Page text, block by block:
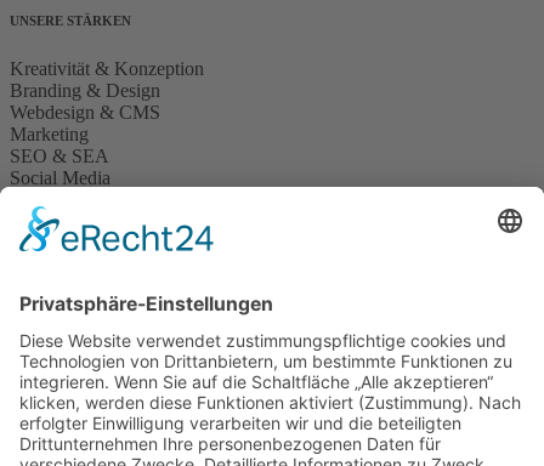
UNSERE STÄRKEN
Kreativität & Konzeption
Branding & Design
Webdesign & CMS
Marketing
SEO & SEA
Social Media
Zur Übersicht
CONSENT MODE V2
Modernes Webdesign & Printmaterial für JETARC
Website für Hypnose & Energietherapie
KONTAKT
BINDERKREATIVE